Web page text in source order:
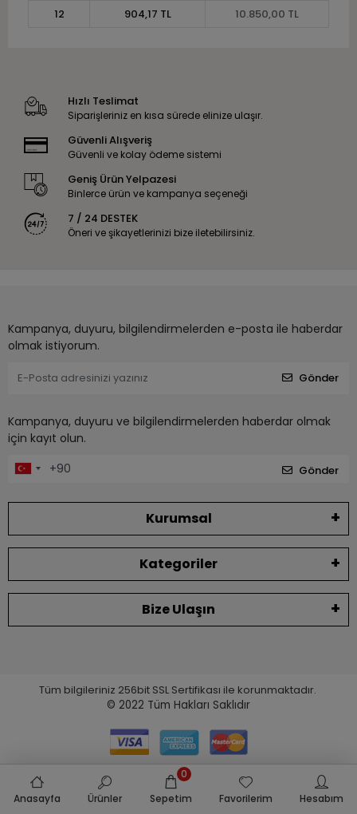
12
904,17 TL 10.850,00 TL
Hızlı Teslimat
Siparişleriniz en kısa sürede elinize ulaşır.
Güvenli Alışveriş
Güvenli ve kolay ödeme sistemi
Geniş Ürün Yelpazesi
Binlerce ürün ve kampanya seçeneği
7 / 24 DESTEK
Öneri ve şikayetlerinizi bize iletebilirsiniz.
Kampanya, duyuru, bilgilendirmelerden e-posta ile haberdar
olmak istiyorum.
Gönder
Kampanya, duyuru ve bilgilendirmelerden haberdar olmak
için kayıt olun.
Gönder
Kurumsal
Kategoriler
Bize Ulaşın
Tüm bilgileriniz 256bit SSL Sertifikası ile korunmaktadır.
© 2022 Tüm Hakları Saklıdır
Anasayfa Ürünler Sepetim
0
Favorilerim
Hesabım